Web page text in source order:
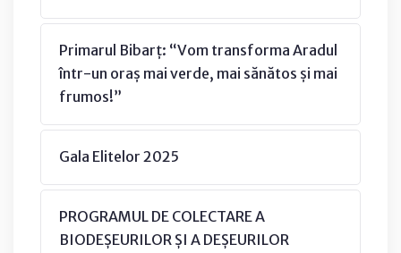
Primarul Bibarț: “Vom transforma Aradul
într-un oraș mai verde, mai sănătos și mai
frumos!”
Gala Elitelor 2025
PROGRAMUL DE COLECTARE A
BIODEȘEURILOR ȘI A DEȘEURILOR